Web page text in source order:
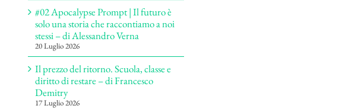
#02 Apocalypse Prompt | Il futuro è
solo una storia che raccontiamo a noi
stessi – di Alessandro Verna
20 Luglio 2026
Il prezzo del ritorno. Scuola, classe e
diritto di restare – di Francesco
Demitry
17 Luglio 2026